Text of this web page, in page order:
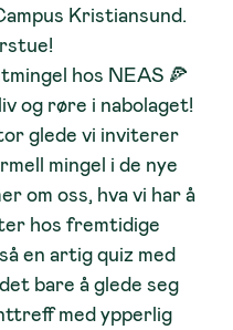
Kristiansund.
hos NEAS 🍕
og røre i nabolaget!
glede vi inviterer
mingel i de nye
om oss, hva vi har å
hos fremtidige
en artig quiz med
bare å glede seg
med ypperlig